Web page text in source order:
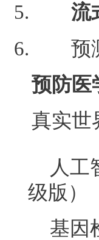
流
预
预防医
真实世
人工
级版）
基因